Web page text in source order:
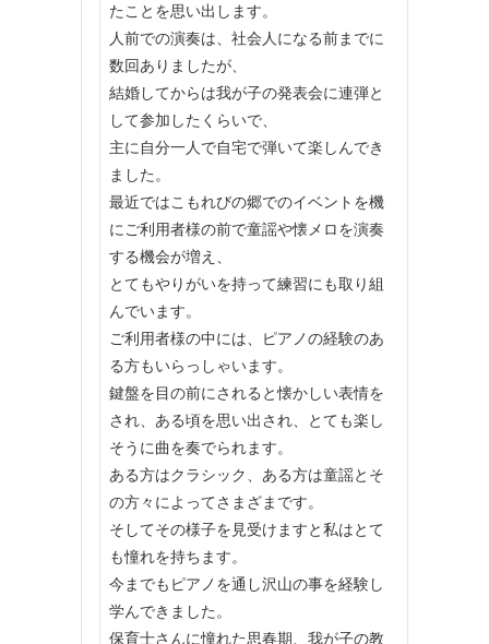
たことを思い出します。
人前での演奏は、社会人になる前までに
数回ありましたが、
結婚してからは我が子の発表会に連弾と
して参加したくらいで、
主に自分一人で自宅で弾いて楽しんでき
ました。
最近ではこもれびの郷でのイベントを機
にご利用者様の前で童謡や懐メロを演奏
する機会が増え、
とてもやりがいを持って練習にも取り組
んでいます。
ご利用者様の中には、ピアノの経験のあ
る方もいらっしゃいます。
鍵盤を目の前にされると懐かしい表情を
され、ある頃を思い出され、とても楽し
そうに曲を奏でられます。
ある方はクラシック、ある方は童謡とそ
の方々によってさまざまです。
そしてその様子を見受けますと私はとて
も憧れを持ちます。
今までもピアノを通し沢山の事を経験し
学んできました。
保育士さんに憧れた思春期、我が子の教